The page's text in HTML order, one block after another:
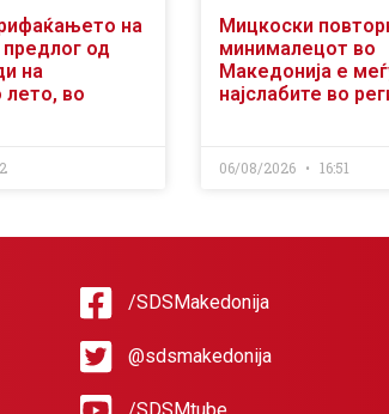
на
од
на
лето, во
Мицкоски
минималецот во
Македонија е
најслабите во
06/08/2026 16:51
/SDSMakedonija
@sdsmakedonija